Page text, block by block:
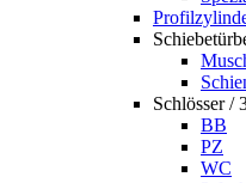
Schlösser /
BB
PZ
WC